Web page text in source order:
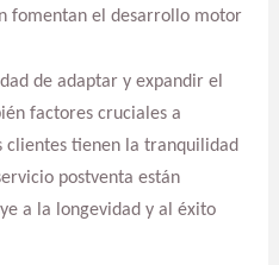
fomentan el desarrollo motor
de adaptar y expandir el
factores cruciales a
clientes tienen la tranquilidad
postventa están
a la longevidad y al éxito